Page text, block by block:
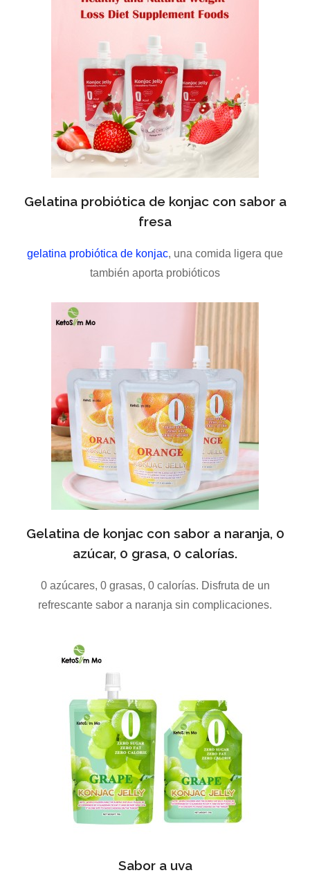
Gelatina probiótica de konjac con sabor a
fresa
gelatina probiótica de konjac, una comida ligera que
también aporta probióticos
Gelatina de konjac con sabor a naranja, 0
azúcar, 0 grasa, 0 calorías.
0 azúcares, 0 grasas, 0 calorías. Disfruta de un
refrescante sabor a naranja sin complicaciones.
Sabor a uva